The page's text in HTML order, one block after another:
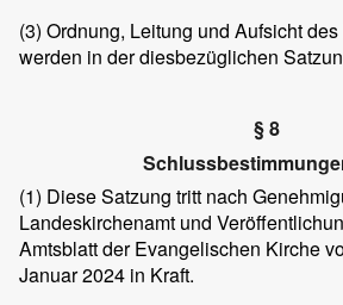
(3) Ordnung, Leitung und Aufsicht
werden in der diesbezüglichen
§ 8
(1) Diese Satzung tritt nach
Landeskirchenamt und
Amtsblatt der Evangelischen Kirche
Januar 2024 in Kraft.